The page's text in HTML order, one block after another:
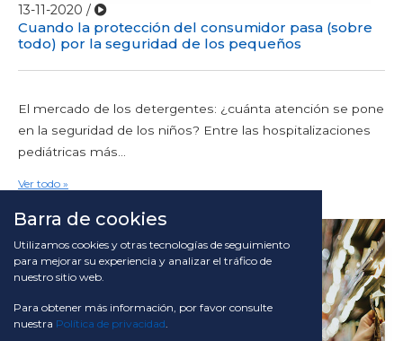
13-11-2020 /
Cuando la protección del consumidor pasa (sobre
todo) por la seguridad de los pequeños
El mercado de los detergentes: ¿cuánta atención se pone
en la seguridad de los niños? Entre las hospitalizaciones
pediátricas más...
Ver todo »
Barra de cookies
Utilizamos cookies y otras tecnologías de seguimiento
para mejorar su experiencia y analizar el tráfico de
nuestro sitio web.
Para obtener más información, por favor consulte
nuestra Política de privacidad.